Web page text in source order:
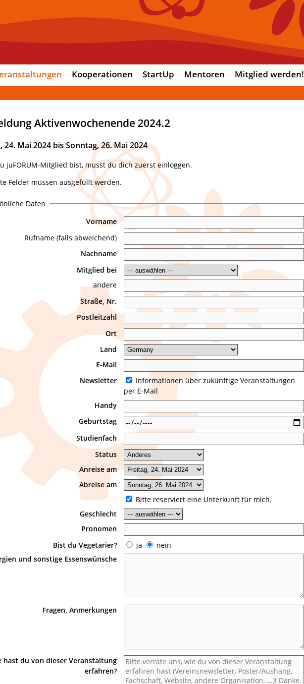
Kooperationen StartUp Mentoren Mitglied werden!
Aktivenwochenende 2024.2
24. Mai 2024 bis Sonntag, 26. Mai 2024
juFORUM-Mitglied bist, musst du dich zuerst einloggen.
Felder müssen ausgefüllt werden.
Daten
Vorname
Rufname (falls abweichend)
Nachname
Mitglied bei
andere
Straße, Nr.
Postleitzahl
Ort
Land
E-Mail
Newsletter
Informationen über zukünftige Veranstaltungen
per E-Mail
Handy
Geburtstag
Studienfach
Status
Anreise am
Abreise am
Bitte reserviert eine Unterkunft für mich.
Geschlecht
Pronomen
Bist du Vegetarier?
ja
nein
und sonstige Essenswünsche
Fragen, Anmerkungen
hast du von dieser Veranstaltung
erfahren?